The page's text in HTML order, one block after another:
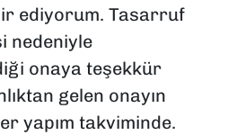
ediyorum. Tasarruf
nedeniyle
onaya teşekkür
gelen onayın
yapım takviminde.